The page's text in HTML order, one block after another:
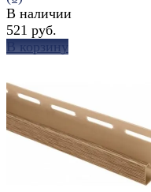
избранное сравнить
В наличии
521 руб.
В корзину